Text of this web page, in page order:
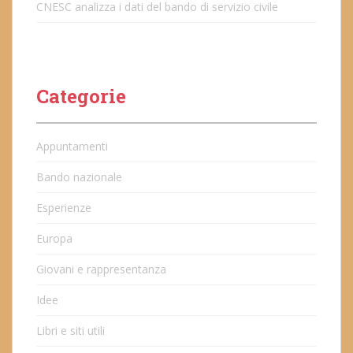
CNESC analizza i dati del bando di servizio civile
Categorie
Appuntamenti
Bando nazionale
Esperienze
Europa
Giovani e rappresentanza
Idee
Libri e siti utili